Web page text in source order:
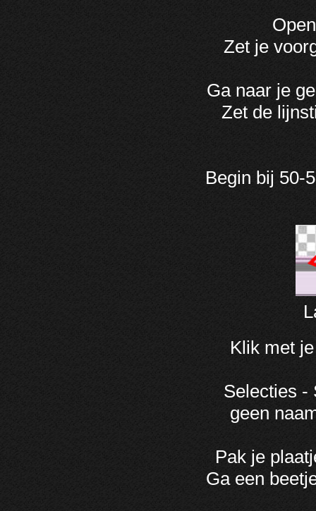
Zet je
Ga naar je
Zet de
Begin bij 50-
Klik met
Selecties -
geen
Pak je
Ga een